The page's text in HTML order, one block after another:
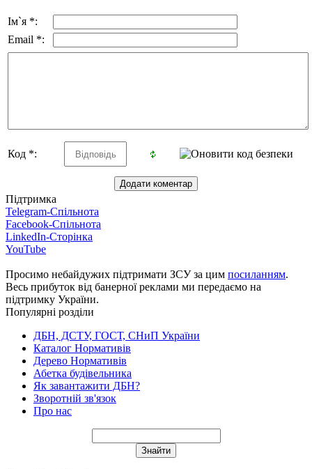
Ім`я *:
Email *:
Код *:
Підтримка
Telegram-Спільнота
Facebook-Спільнота
LinkedIn-Сторінка
YouTube
Просимо небайдужих підтримати ЗСУ за цим посиланням.
Весь прибуток від банерної реклами ми передаємо на
підтримку України.
Популярні розділи
ДБН, ДСТУ, ГОСТ, СНиП України
Каталог Нормативів
Дерево Нормативів
Абетка будівельника
Як завантажити ДБН?
Зворотній зв'язок
Про нас